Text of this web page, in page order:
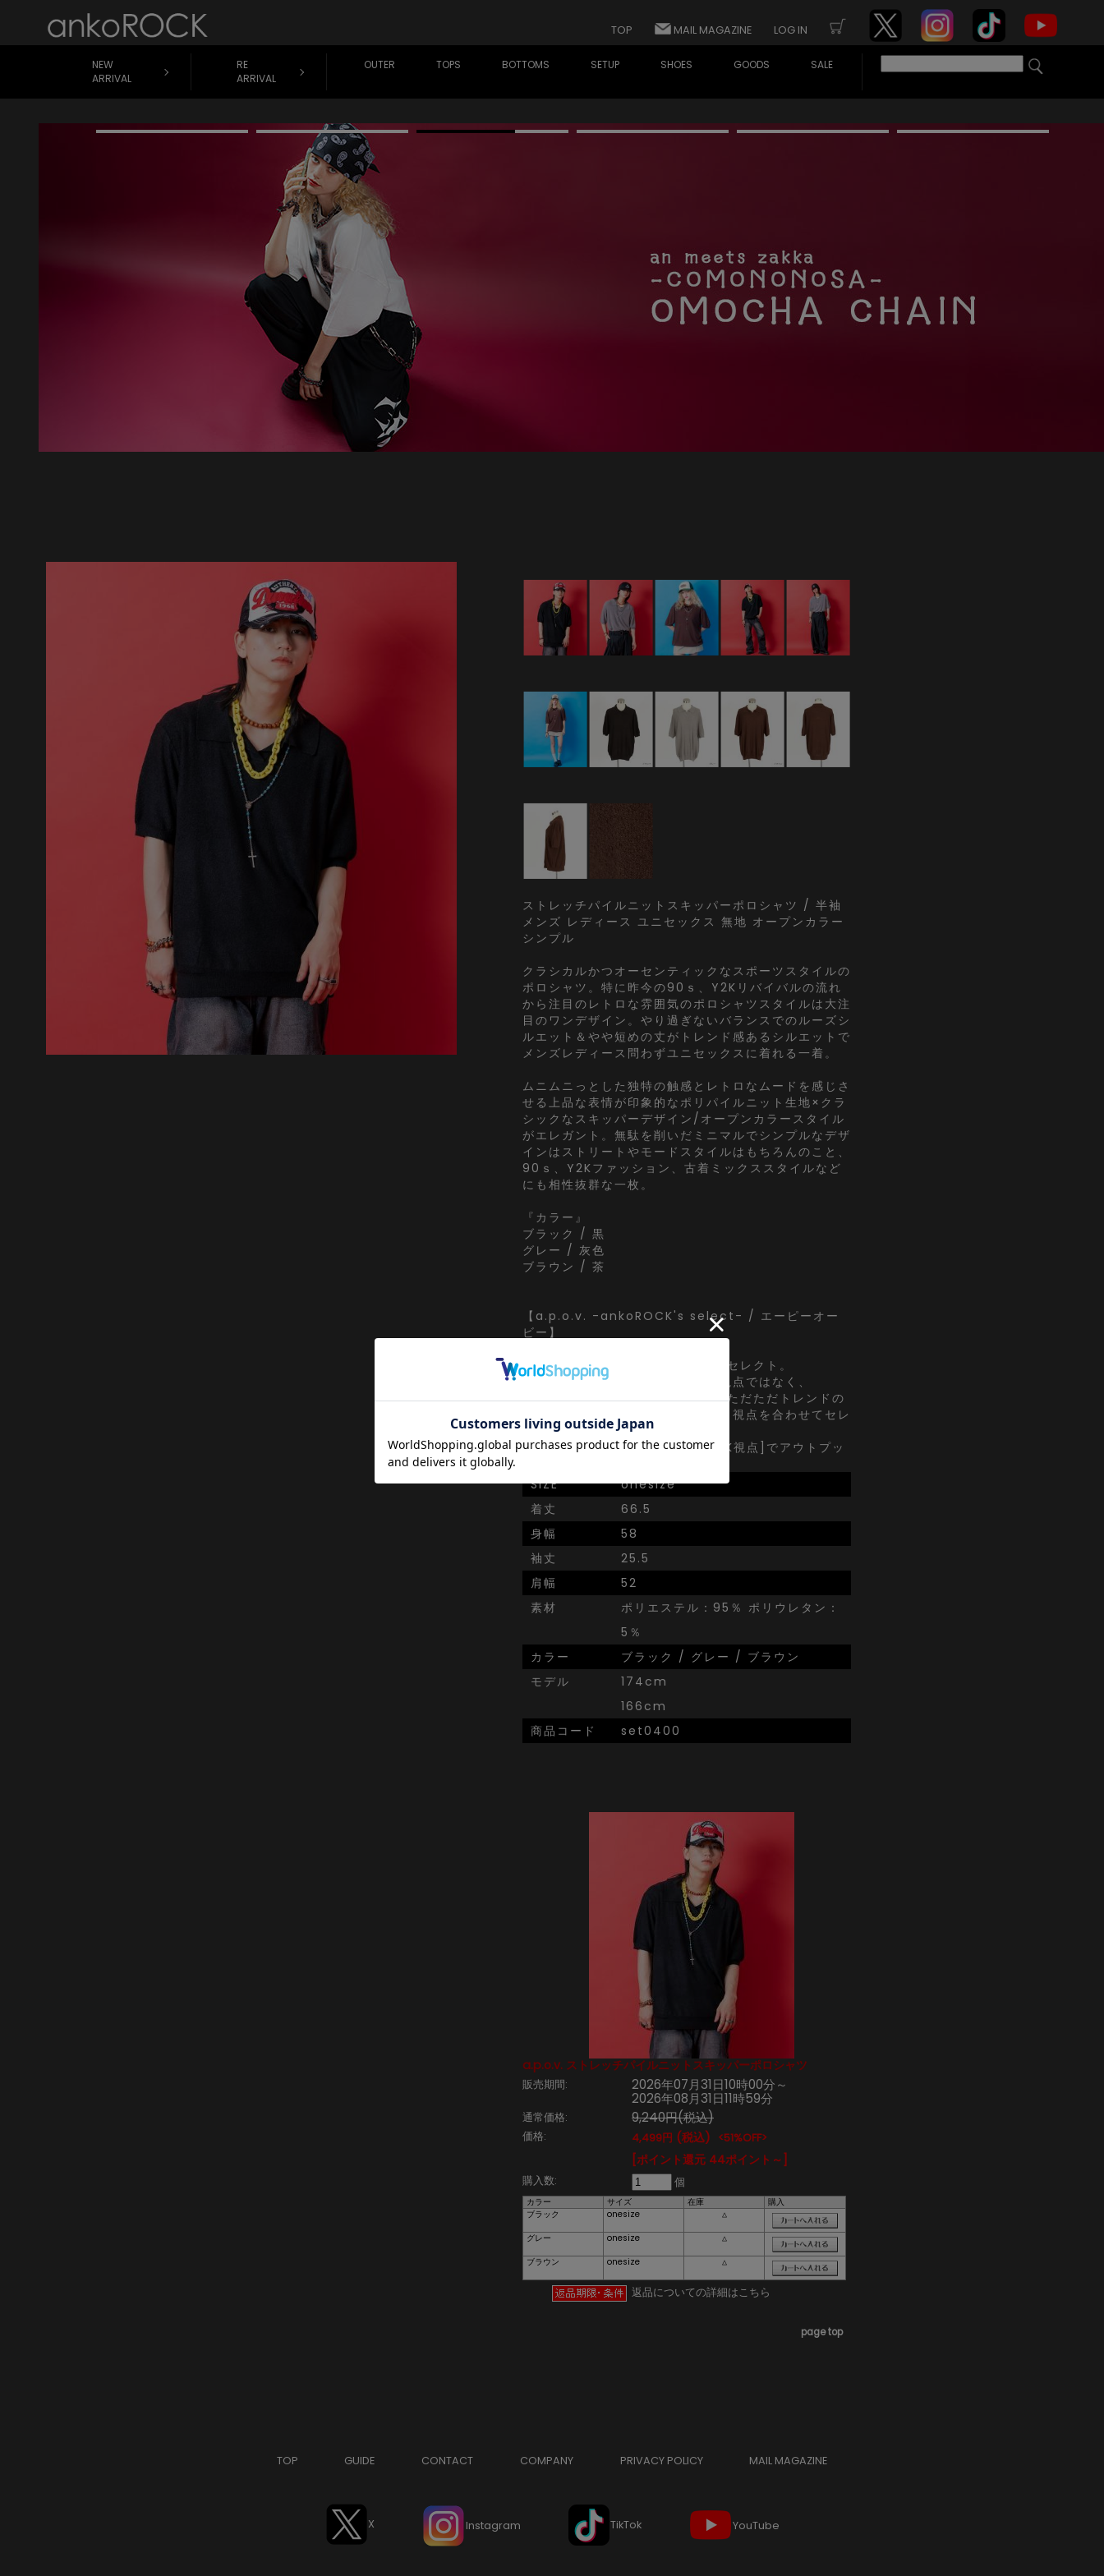
TOP MAIL MAGAZINE LOG IN
NEW
ARRIVAL
RE
ARRIVAL
OUTER TOPS BOTTOMS SETUP SHOES GOODS SALE
ストレッチパイルニットスキッパーポロシャツ / 半袖
メンズ レディース ユニセックス 無地 オープンカラー
シンプル
クラシカルかつオーセンティックなスポーツスタイルの
ポロシャツ。特に昨今の90ｓ、Y2Kリバイバルの流れ
から注目のレトロな雰囲気のポロシャツスタイルは大注
目のワンデザイン。やり過ぎないバランスでのルーズシ
ルエット＆やや短めの丈がトレンド感あるシルエットで
メンズレディース問わずユニセックスに着れる一着。
ムニムニっとした独特の触感とレトロなムードを感じさ
せる上品な表情が印象的なポリパイルニット生地×クラ
シックなスキッパーデザイン/オープンカラースタイル
がエレガント。無駄を削いだミニマルでシンプルなデザ
インはストリートやモードスタイルはもちろんのこと、
90ｓ、Y2Kファッション、古着ミックススタイルなど
にも相性抜群な一枚。
『カラー』
ブラック / 黒
グレー / 灰色
ブラウン / 茶
【a.p.o.v. -ankoROCK's select- / エーピーオー
ビー】
[ankoROCK視点]をコンセプトにセレクト。
既存ブランドイメージの延長での視点ではなく、
[ankoROCK]を定点に、あくまでただただトレンドの
移り変わりを眺めながらぼんやりと視点を合わせてセレ
クト。
ぼーっとインプット、[ankoROCK視点]でアウトプッ
SIZE
onesize
着丈
66.5
身幅
58
袖丈
25.5
肩幅
52
素材
ポリエステル：95％ ポリウレタン：
5％
カラー
ブラック / グレー / ブラウン
モデル
174cm
166cm
商品コード
set0400
a.p.o.v. ストレッチパイルニットスキッパーポロシャツ
販売期間:
2026年07月31日10時00分～
2026年08月31日11時59分
通常価格: 9,240円(税込)
価格: 4,499円 (税込) <51%OFF>
[ポイント還元 44ポイント～]
購入数: 個
カラー サイズ 在庫
購入
ブラック
onesize
△
グレー
onesize
△
ブラウン
onesize △
返品についての詳細はこちら
page top
TOP GUIDE CONTACT COMPANY PRIVACY POLICY MAIL MAGAZINE
X Instagram TikTok YouTube